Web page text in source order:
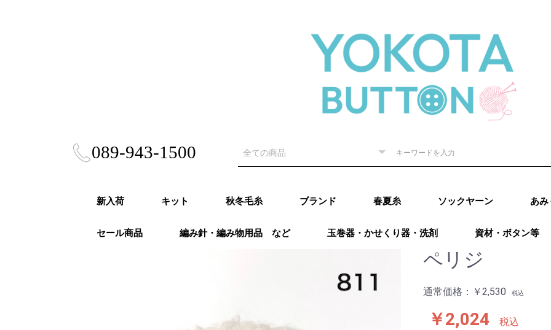
089-943-1500
新入荷 キット
秋冬キット Puppy (パピー)
DARUMA（ダルマ）
RICHMORE（リッチ
ハマナカ
ダイヤモンド毛糸
NASKA（ナスカ）
LANG（ラング）
Katia（カティア）
オリムパス
春夏キット Puppy (パピー)
DARUMA（ダルマ）
RICHMORE（リッチ
ハマナカ
ダイヤモンド毛糸
LANG(ラング)
あみぐるみ・雑貨
風工房キット
東海えりかキット
ビヨンドザリーフ
秋冬毛糸
Puppy (パピー) 秋
RICHMORE（リッチ
DARUMA（ダルマ）
ハマナカ 秋冬
NASKA（内藤商
ダイヤモンド毛糸
ニッケビクター 秋
スキー（元廣）秋冬
オリムパス 秋冬
LANG（ラング）秋
Katia（カティア）
Opal（オパール）秋
REGIA（レギア）秋
PRO LANA（プロラ
Woolly Hugs（ウー
malabrigo（マラブ
ROWAN (ローワ
alize (アリゼ）秋冬
Knit Pro（ニットプ
Urthyarns（アース
LAINES du
DMC
ブランド
Puppy(パピー)
RICHMORE(リッチ
DARUMA(ダルマ)
ハマナカ
NASKA（内藤商
ダイヤモンド毛糸
ニッケビクター
スキー（元廣)
オリムパス
メルヘンアート
アトリエksk
LANG(ラング)
Katia（カティア）
Opal(オパール)
REGIA（レギア）
PRO LANA（プロラ
Woolly Hugs（ウー
malabrigo(マラブ
ROWAN(ローワン）
alize(アリゼ）
Urthyarns（アース
LAINES du
BEYOND THE
addi（アディ）
LYKKE（リッケ）
クロバー
チューリップ
Knit pro（ニットプ
LANTERNMOON（ラ
Prym（プリム）
日本ヴォーグ社
タカギ繊維
春夏糸
Puppy (パピー)春夏
RICHMORE（リッチ
DARUMA（ダルマ）
ハマナカ 春夏
NASKA（ナスカ）
ダイヤモンド毛糸
ニッケビクター 春
スキー（元廣）春夏
メルヘンアート 春
LANG（ラング）春
Katia（カティア）
Opal（オパール）春
REGIA（レギア）春
PRO LANA（プロラ
malabrigo（マラブ
ROWAN (ローワ
alize (アリゼ）春夏
Urthyarns（アース
DMC
タカギ繊維
ソックヤーン あみ
エル
なわ
そ
セール商品 編み針・編み物用品 など 玉巻器・かせくり器・洗剤 資材・ボタン等
ペリジ
通常価格： ￥2,530 税込
￥2,024 税込